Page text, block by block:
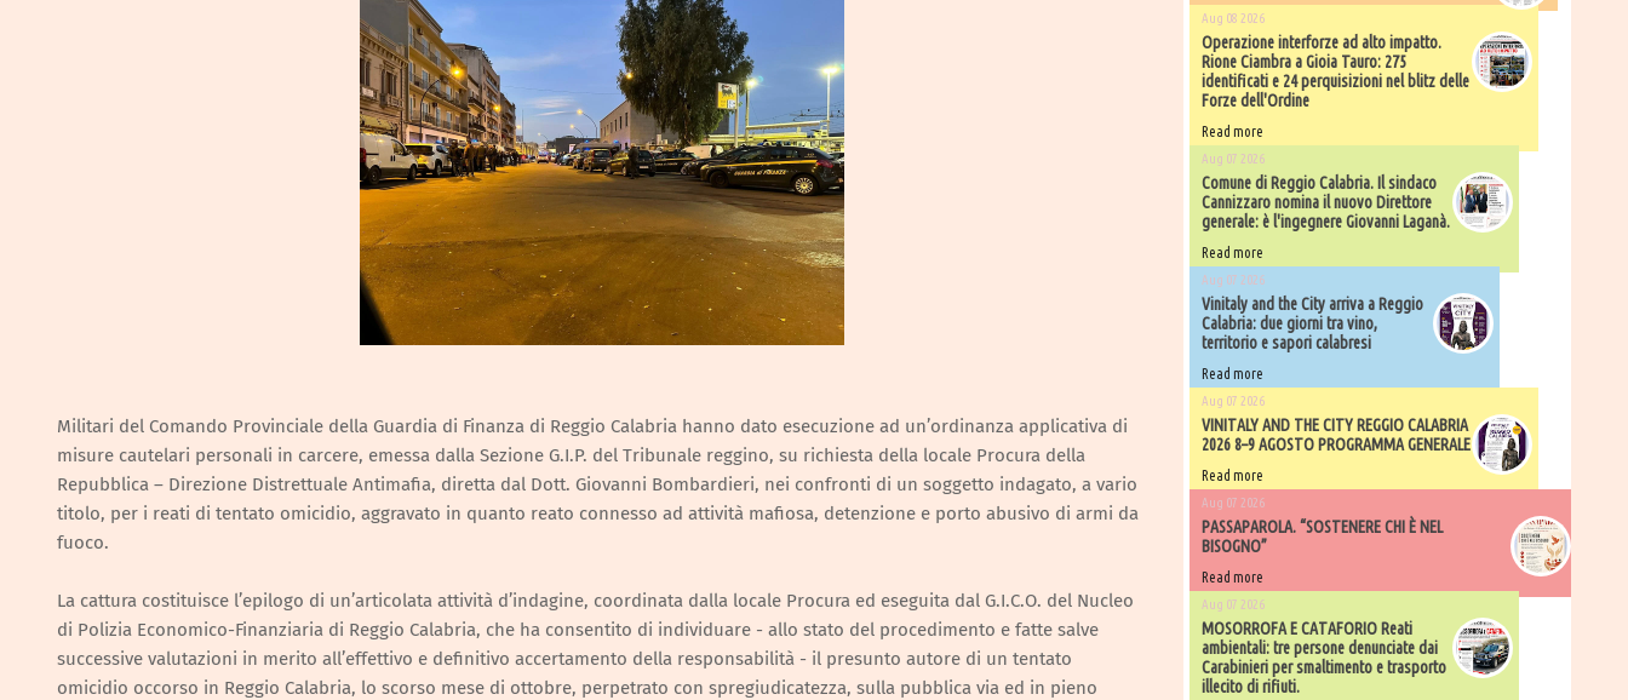
Militari del Comando Provinciale della Guardia di Finanza di Reggio Calabria hanno dato esecuzione ad un’ordinanza applicativa di
misure cautelari personali in carcere, emessa dalla Sezione G.I.P. del Tribunale reggino, su richiesta della locale Procura della
Repubblica – Direzione Distrettuale Antimafia, diretta dal Dott. Giovanni Bombardieri, nei confronti di un soggetto indagato, a vario
titolo, per i reati di tentato omicidio, aggravato in quanto reato connesso ad attività mafiosa, detenzione e porto abusivo di armi da
fuoco.
La cattura costituisce l’epilogo di un’articolata attività d’indagine, coordinata dalla locale Procura ed eseguita dal G.I.C.O. del Nucleo
di Polizia Economico-Finanziaria di Reggio Calabria, che ha consentito di individuare - allo stato del procedimento e fatte salve
successive valutazioni in merito all’effettivo e definitivo accertamento della responsabilità - il presunto autore di un tentato
omicidio occorso in Reggio Calabria, lo scorso mese di ottobre, perpetrato con spregiudicatezza, sulla pubblica via ed in pieno
Aug 08 2026
Operazione interforze ad alto impatto.
Rione Ciambra a Gioia Tauro: 275
identificati e 24 perquisizioni nel blitz delle
Forze dell'Ordine
Read more
Aug 07 2026
Comune di Reggio Calabria. Il sindaco
Cannizzaro nomina il nuovo Direttore
generale: è l'ingegnere Giovanni Laganà.
Read more
Aug 07 2026
Vinitaly and the City arriva a Reggio
Calabria: due giorni tra vino,
territorio e sapori calabresi
Read more
Aug 07 2026
VINITALY AND THE CITY REGGIO CALABRIA
2026 8–9 AGOSTO PROGRAMMA GENERALE
Read more
Aug 07 2026
PASSAPAROLA. “SOSTENERE CHI È NEL
BISOGNO”
Read more
Aug 07 2026
MOSORROFA E CATAFORIO Reati
ambientali: tre persone denunciate dai
Carabinieri per smaltimento e trasporto
illecito di rifiuti.